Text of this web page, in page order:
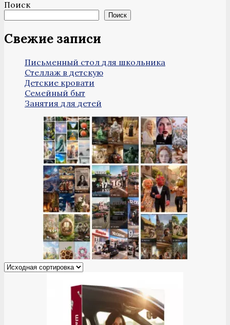
Поиск
Поиск
Свежие записи
Письменный стол для школьника
Стеллаж в детскую
Детские кровати
Семейный быт
Занятия для детей